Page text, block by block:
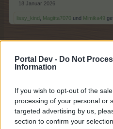
Portal Dev - Do Not
Information
If you wish to opt-out of the
processing of your personal or
targeted advertising by us,
section to confirm your
18 Januar 2026
lissy_kind Magitta7070 und Mimika49
Magitta7070
Lebende Forenlegende
Zafar....... A
18 Januar 2026
lissy_kind,Tammooundhels45gefällt